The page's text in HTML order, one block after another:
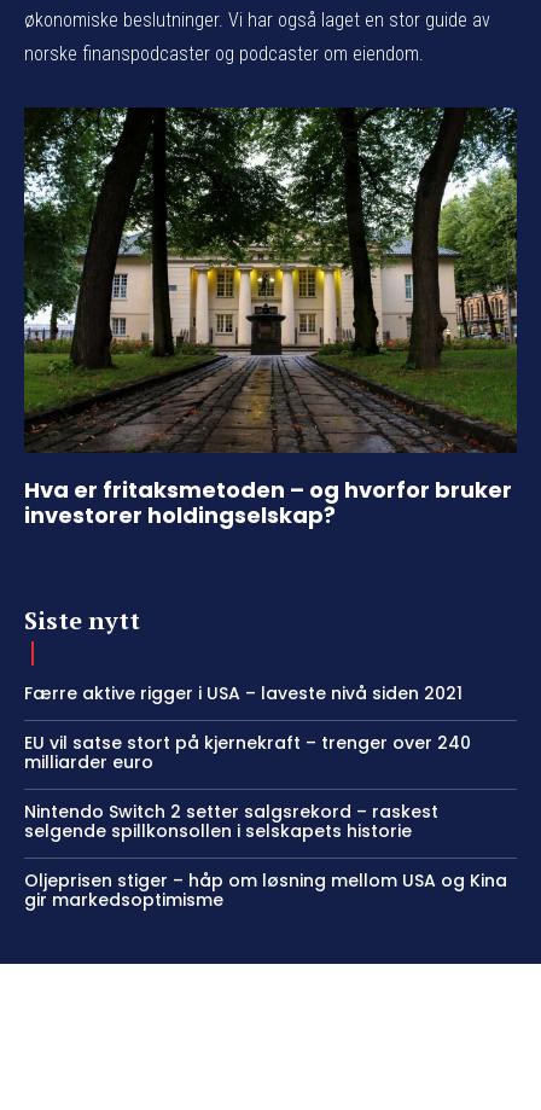
økonomiske beslutninger. Vi har også laget en stor guide av
norske finanspodcaster og podcaster om eiendom.
Hva er fritaksmetoden – og hvorfor bruker
investorer holdingselskap?
Siste nytt
Færre aktive rigger i USA – laveste nivå siden 2021
EU vil satse stort på kjernekraft – trenger over 240
milliarder euro
Nintendo Switch 2 setter salgsrekord – raskest
selgende spillkonsollen i selskapets historie
Oljeprisen stiger – håp om løsning mellom USA og Kina
gir markedsoptimisme